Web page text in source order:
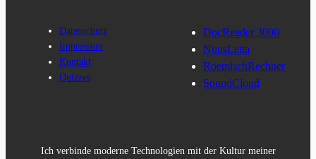
Datenschutz
Impressum
Kontakt
Quizzes
DocReader 3000
NuusLetta
RoemischRechner
SoundCloud
Ich verbinde moderne Technologien mit der Kultur meiner